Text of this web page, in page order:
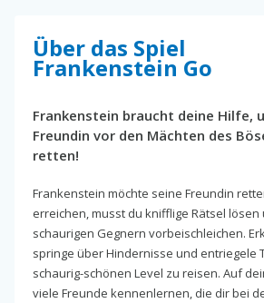
Über das Spiel
Frankenstein Go
Frankenstein braucht deine Hilfe,
Freundin vor den Mächten des
retten!
Frankenstein möchte seine Freundin
erreichen, musst du knifflige Rätsel lösen
schaurigen Gegnern vorbeischleichen.
springe über Hindernisse und entriegele
schaurig-schönen Level zu reisen. Auf
viele Freunde kennenlernen, die dir bei